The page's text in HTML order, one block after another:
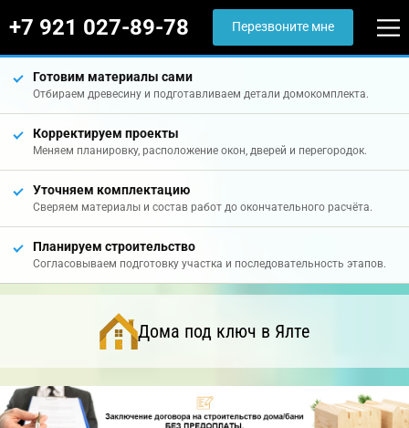
+7 921 027-89-78 Перезвоните мне
Готовим материалы сами
Отбираем древесину и подготавливаем детали домокомплекта.
Корректируем проекты
Меняем планировку, расположение окон, дверей и перегородок.
Уточняем комплектацию
Сверяем материалы и состав работ до окончательного расчёта.
Планируем строительство
Согласовываем подготовку участка и последовательность этапов.
Дома под ключ в Ялте